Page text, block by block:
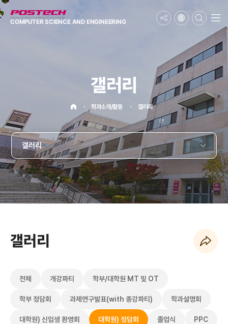
COMPUTER SCIENCE AND ENGINEERING
갤러리
학과소개/활동 갤러리
갤러리
갤러리
전체 개강파티 학부/대학원 MT 및 OT
학부 정담회 과제연구발표(with 종강파티) 학과설명회
대학원) 신입생 환영회 대학원) 정담회 졸업식 PPC